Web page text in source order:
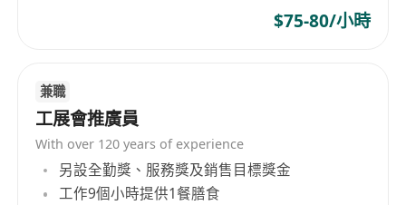
Coding、私有化部署、代码安全、权限审计等基本
5、具备解决方案销售能力，能够把产品价值从“AI
写代码更快”提升到“企业软件交付效率、研发过程透
明和项目管理闭环”。
6、有渠道拓展和伙伴管理经验，能够设计直销与渠
道协同的销售模式。
$75-80/小時
兼職
工展會推廣員
With over 120 years of experience
另設全勤獎、服務獎及銷售目標獎金
工作9個小時提供1餐膳食